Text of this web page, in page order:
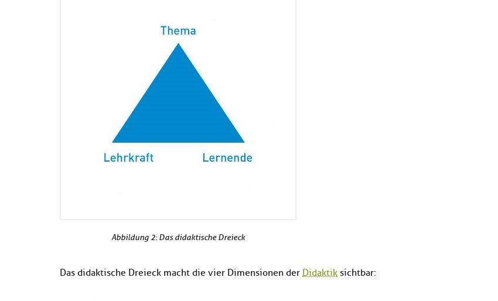
Abbildung 2: Das didaktische Dreieck
Das didaktische Dreieck macht die vier Dimensionen der Didaktik sichtbar: